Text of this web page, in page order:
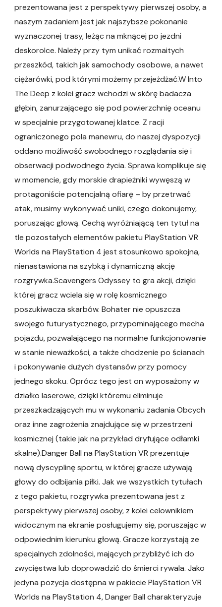
prezentowana jest z perspektywy pierwszej osoby, a
naszym zadaniem jest jak najszybsze pokonanie
wyznaczonej trasy, leżąc na mknącej po jezdni
deskorolce. Należy przy tym unikać rozmaitych
przeszkód, takich jak samochody osobowe, a nawet
ciężarówki, pod którymi możemy przejeżdżać.W Into
The Deep z kolei gracz wchodzi w skórę badacza
głębin, zanurzającego się pod powierzchnię oceanu
w specjalnie przygotowanej klatce. Z racji
ograniczonego pola manewru, do naszej dyspozycji
oddano możliwość swobodnego rozglądania się i
obserwacji podwodnego życia. Sprawa komplikuje się
w momencie, gdy morskie drapieżniki wywęszą w
protagoniście potencjalną ofiarę – by przetrwać
atak, musimy wykonywać uniki, czego dokonujemy,
poruszając głową. Cechą wyróżniającą ten tytuł na
tle pozostałych elementów pakietu PlayStation VR
Worlds na PlayStation 4 jest stosunkowo spokojna,
nienastawiona na szybką i dynamiczną akcję
rozgrywka.Scavengers Odyssey to gra akcji, dzięki
której gracz wciela się w rolę kosmicznego
poszukiwacza skarbów. Bohater nie opuszcza
swojego futurystycznego, przypominającego mecha
pojazdu, pozwalającego na normalne funkcjonowanie
w stanie nieważkości, a także chodzenie po ścianach
i pokonywanie dużych dystansów przy pomocy
jednego skoku. Oprócz tego jest on wyposażony w
działko laserowe, dzięki któremu eliminuje
przeszkadzających mu w wykonaniu zadania Obcych
oraz inne zagrożenia znajdujące się w przestrzeni
kosmicznej (takie jak na przykład dryfujące odłamki
skalne).Danger Ball na PlayStation VR prezentuje
nową dyscyplinę sportu, w której gracze używają
głowy do odbijania piłki. Jak we wszystkich tytułach
z tego pakietu, rozgrywka prezentowana jest z
perspektywy pierwszej osoby, z kolei celownikiem
widocznym na ekranie posługujemy się, poruszając w
odpowiednim kierunku głową. Gracze korzystają ze
specjalnych zdolności, mających przybliżyć ich do
zwycięstwa lub doprowadzić do śmierci rywala. Jako
jedyna pozycja dostępna w pakiecie PlayStation VR
Worlds na PlayStation 4, Danger Ball charakteryzuje